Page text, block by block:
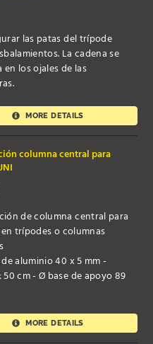
las patas del trípode
La cadena se
en los ojales de las
MORE DETAILS
columna central para
de columna central para
trípodes o columnas
aluminio 40 x 5 mm -
cm - Ø base de apoyo 89
MORE DETAILS